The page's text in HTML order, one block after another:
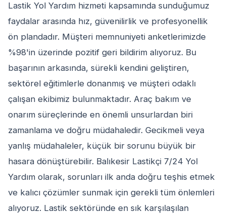
Lastik Yol Yardım hizmeti kapsamında sunduğumuz
faydalar arasında hız, güvenilirlik ve profesyonellik
ön plandadır. Müşteri memnuniyeti anketlerimizde
%98'in üzerinde pozitif geri bildirim alıyoruz. Bu
başarının arkasında, sürekli kendini geliştiren,
sektörel eğitimlerle donanmış ve müşteri odaklı
çalışan ekibimiz bulunmaktadır. Araç bakım ve
onarım süreçlerinde en önemli unsurlardan biri
zamanlama ve doğru müdahaledir. Gecikmeli veya
yanlış müdahaleler, küçük bir sorunu büyük bir
hasara dönüştürebilir. Balıkesir Lastikçi 7/24 Yol
Yardım olarak, sorunları ilk anda doğru teşhis etmek
ve kalıcı çözümler sunmak için gerekli tüm önlemleri
alıyoruz. Lastik sektöründe en sık karşılaşılan